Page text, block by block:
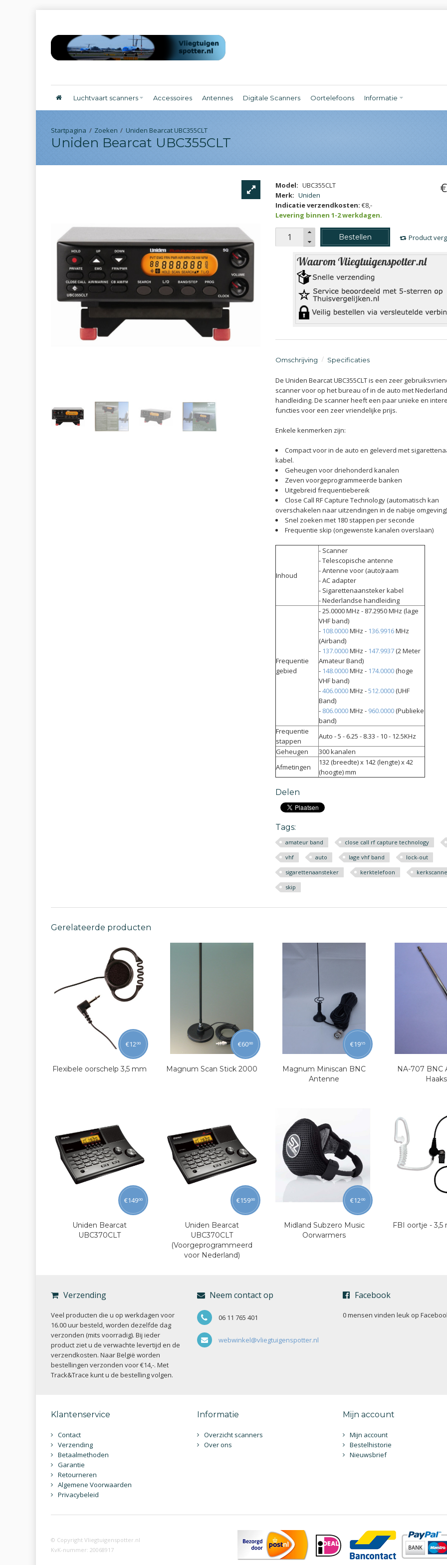
Luchtvaart scanners Accessoires Antennes Digitale Scanners Oortelefoons Informatie
Zoeken Uniden Bearcat UBC355CLT
Uniden Bearcat UBC355CLT
Model: UBC355CLT
Merk: Uniden
Indicatie verzendkosten: €8,-
Levering binnen 1-2 werkdagen.
€
Bestellen Product
Omschrijving Specificaties
De Uniden Bearcat UBC355CLT is een zeer
scanner voor op het bureau of in de auto met
handleiding. De scanner heeft een paar unieke en
functies voor een zeer vriendelijke prijs.
Enkele kenmerken zijn:
Compact voor in de auto en geleverd met
kabel.
Geheugen voor driehonderd kanalen
Zeven voorgeprogrammeerde banken
Uitgebreid frequentiebereik
Close Call RF Capture Technology (automatisch kan
overschakelen naar uitzendingen in de nabije omgeving)
Snel zoeken met 180 stappen per seconde
Frequentie skip (ongewenste kanalen overslaan)
Inhoud
- Scanner
- Telescopische antenne
- Antenne voor (auto)raam
- AC adapter
- Sigarettenaansteker kabel
- Nederlandse handleiding
Frequentie
gebied
- 25.0000 MHz - 87.2950 MHz (lage
VHF band)
- 108.0000MHz - 136.9916MHz
(Airband)
- 137.0000MHz - 147.9937(2 Meter
Amateur Band)
- 148.0000MHz - 174.0000(hoge
VHF band)
-406.0000MHz -512.0000(UHF
Band)
- 806.0000MHz - 960.0000(Publieke
band)
Frequentie
stappen
Auto - 5 - 6.25 - 8.33 - 10 - 12.5KHz
Geheugen
300 kanalen
Afmetingen
132 (breedte) x 142 (lengte) x 42
(hoogte) mm
Delen
Tags:
amateur band close call rf capture technology
vhf
auto lage vhf band
lock-out
sigarettenaansteker
kerktelefoon
skip
Gerelateerde producten
Flexibele oorschelp 3,5 mm
€1200
Magnum Scan Stick 2000
€6000
Magnum Miniscan BNC
Antenne
€1995
NA-707 BNC
Haaks
Uniden Bearcat
UBC370CLT
€14900
Uniden Bearcat
UBC370CLT
(Voorgeprogrammeerd
voor Nederland)
€15900
Midland Subzero Music
Oorwarmers
€1200
FBI oortje -
Verzending
Veel producten die u op werkdagen voor
16.00 uur besteld, worden dezelfde dag
verzonden (mits voorradig). Bij ieder
product ziet u de verwachte levertijd en de
verzendkosten. Naar België worden
bestellingen verzonden voor €14,-. Met
Track&Trace kunt u de bestelling volgen.
Neem contact op
06 11 765 401
webwinkel@vliegtuigenspotter.nl
Facebook
0 mensen vinden leuk op
Klantenservice
Contact
Verzending
Betaalmethoden
Garantie
Retourneren
Algemene Voorwaarden
Privacybeleid
Informatie
Overzicht scanners
Over ons
Mijn account
Mijn account
Bestelhistorie
Nieuwsbrief
© Copyright Vliegtuigenspotter.nl
KvK-nummer: 20068917